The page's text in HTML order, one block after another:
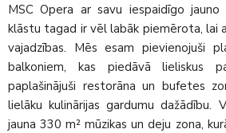
MSC Opera ar savu iespaidīgo jauno
klāstu tagad ir vēl labāk piemērota, lai
vajadzības. Mēs esam pievienojuši
balkoniem, kas piedāvā lieliskus
paplašinājuši restorāna un bufetes
lielāku kulinārijas gardumu dažādību.
jauna 330 m² mūzikas un deju zona,